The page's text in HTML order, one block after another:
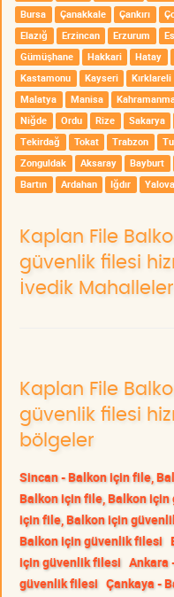
Bursa
Çanakkale Çankırı
Elazığ
Erzincan Erzurum
Gümüşhane
Hakkari Hatay
Kastamonu
Kayseri Kırklareli
Malatya
Manisa
Niğde
Ordu Rize Sakarya
Tekirdağ
Tokat Trabzon
Zonguldak
Aksaray Bayburt
Bartın
Ardahan Iğdır Yalova
Kaplan File
güvenlik filesi
İvedik
Kaplan File
güvenlik filesi
bölgeler
Sincan - Balkon için file,
Balkon için file, Balkon
için file, Balkon için
Balkon için güvenlik filesi
için güvenlik filesi Ankara
güvenlik filesi Çankaya -